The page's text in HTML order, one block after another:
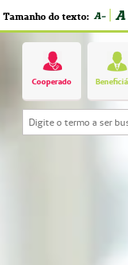
Tamanho do texto: A- A
Cooperado